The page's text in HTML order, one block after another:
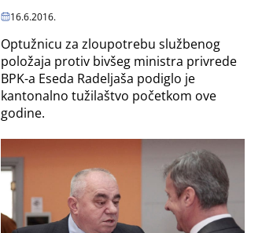
16.6.2016.
Optužnicu za zloupotrebu službenog
položaja protiv bivšeg ministra privrede
BPK-a Eseda Radeljaša podiglo je
kantonalno tužilaštvo početkom ove
godine.